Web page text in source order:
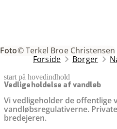
Foto© Terkel Broe Christensen
Forside Borger
start på hovedindhold
Vedligeholdelse af vandløb
Vi vedligeholder de offentlige
vandløbsregulativerne.
bredejeren.
senest opdateret 11. februar 2026